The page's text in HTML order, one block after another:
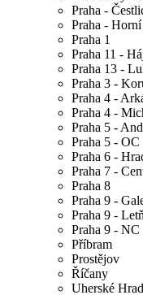
Praha -
Praha -
Praha 1
Praha 11 -
Praha 13 -
Praha 3 -
Praha 4 -
Praha 4 -
Praha 5 -
Praha 5 -
Praha 6 -
Praha 7 -
Praha 8
Praha 9 -
Praha 9 -
Praha 9 - NC
Příbram
Prostějov
Říčany
Uherské